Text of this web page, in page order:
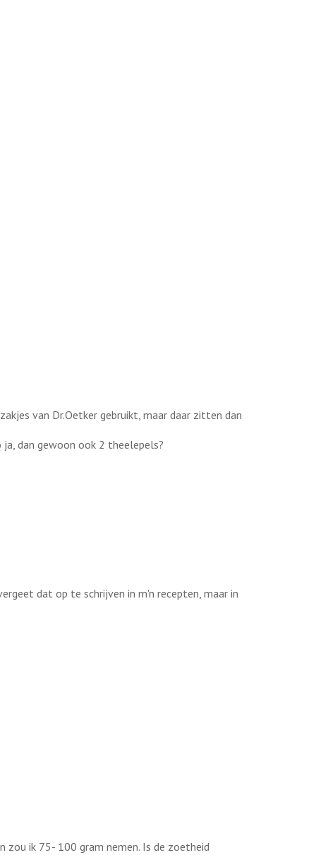
van Dr.Oetker gebruikt, maar daar zitten dan
dan gewoon ook 2 theelepels?
dat op te schrijven in m'n recepten, maar in
ik 75- 100 gram nemen. Is de zoetheid